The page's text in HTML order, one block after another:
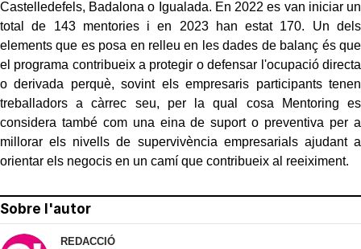
Castelledefels, Badalona o Igualada. En 2022 es van iniciar un
total de 143 mentories i en 2023 han estat 170. Un dels
elements que es posa en relleu en les dades de balanç és que
el programa contribueix a protegir o defensar l'ocupació directa
o derivada perquè, sovint els empresaris participants tenen
treballadors a càrrec seu, per la qual cosa Mentoring es
considera també com una eina de suport o preventiva per a
millorar els nivells de supervivència empresarials ajudant a
orientar els negocis en un camí que contribueix al reeiximent.
Sobre l'autor
REDACCIÓ